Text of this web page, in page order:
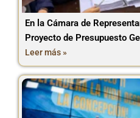
En la Cámara de
Proyecto de Presupuesto
Leer más »